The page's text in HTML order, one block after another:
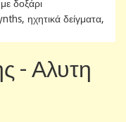
δοξάρι
ηχητικά δείγματα,
- Αλυτη